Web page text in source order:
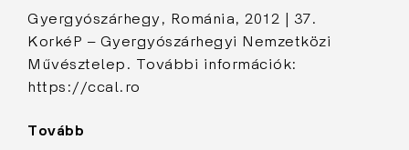
Gyergyószárhegy, Románia, 2012 | 37.
KorkéP – Gyergyószárhegyi Nemzetközi
Művésztelep. További információk:
https://ccal.ro
Tovább